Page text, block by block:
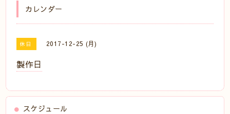
カレンダー
休日 2017-12-25 (月)
製作日
スケジュール